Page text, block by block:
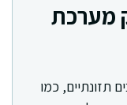
מערכת
תזונתיים, כמו